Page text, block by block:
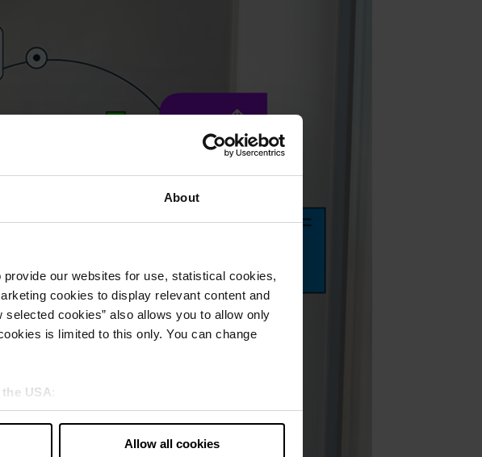
About
our websites for use, statistical cookies,
cookies to display relevant content and
cookies” also allows you to allow only
is limited to this only. You can change
USA :
in the USA. The European Court of Justice
by EU standards. There is a particular risk
Allow all cookies